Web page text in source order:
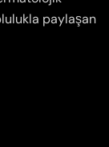
paylaşan